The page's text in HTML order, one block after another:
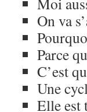
On va
Parce
C’est
Une
Elle est